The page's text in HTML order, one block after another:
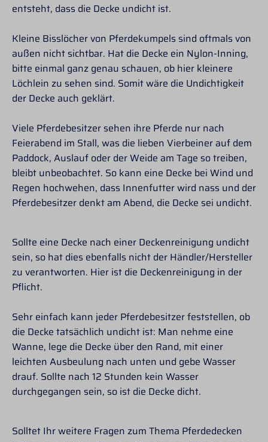
entsteht, dass die Decke undicht ist.
Kleine Bisslöcher von Pferdekumpels sind oftmals von
außen nicht sichtbar. Hat die Decke ein Nylon-Inning,
bitte einmal ganz genau schauen, ob hier kleinere
Löchlein zu sehen sind. Somit wäre die Undichtigkeit
der Decke auch geklärt.
Viele Pferdebesitzer sehen ihre Pferde nur nach
Feierabend im Stall, was die lieben Vierbeiner auf dem
Paddock, Auslauf oder der Weide am Tage so treiben,
bleibt unbeobachtet. So kann eine Decke bei Wind und
Regen hochwehen, dass Innenfutter wird nass und der
Pferdebesitzer denkt am Abend, die Decke sei undicht.
Sollte eine Decke nach einer Deckenreinigung undicht
sein, so hat dies ebenfalls nicht der Händler/Hersteller
zu verantworten. Hier ist die Deckenreinigung in der
Pflicht.
Sehr einfach kann jeder Pferdebesitzer feststellen, ob
die Decke tatsächlich undicht ist: Man nehme eine
Wanne, lege die Decke über den Rand, mit einer
leichten Ausbeulung nach unten und gebe Wasser
drauf. Sollte nach 12 Stunden kein Wasser
durchgegangen sein, so ist die Decke dicht.
Solltet Ihr weitere Fragen zum Thema Pferdedecken